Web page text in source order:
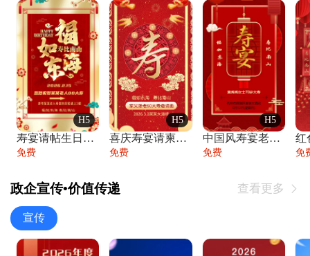
H5
寿宴请帖生日宴邀请函老人寿星生日快乐祝寿
免费
H5
喜庆寿宴请柬老人生日宴会邀请函请柬过大寿
免费
H5
中国风寿宴老人生日宴会邀请函寿宴请帖请柬
免费 免
政企宣传•价值传递 查看更多 
宣传